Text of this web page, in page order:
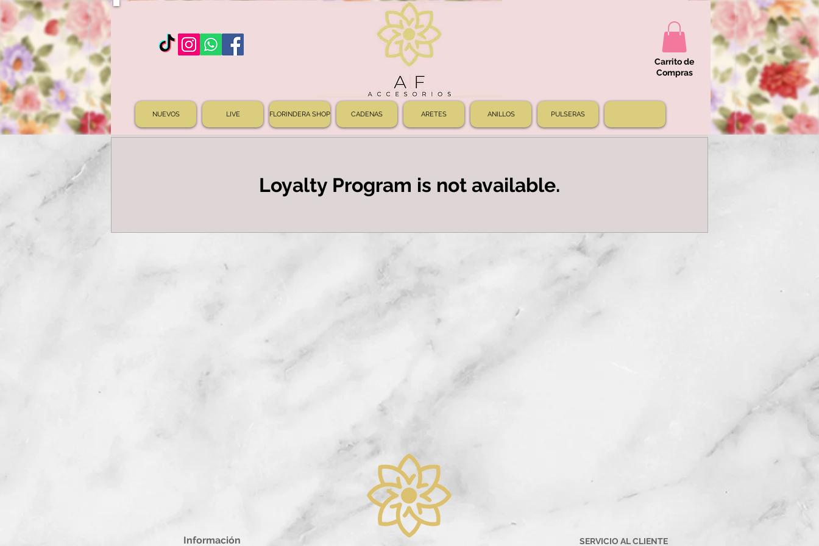
Carrito de
Compras
NUEVOS LIVE FLORINDERA SHOP CADENAS ARETES ANILLOS PULSERAS
Loyalty Program is not available.
Información SERVICIO AL CLIENTE